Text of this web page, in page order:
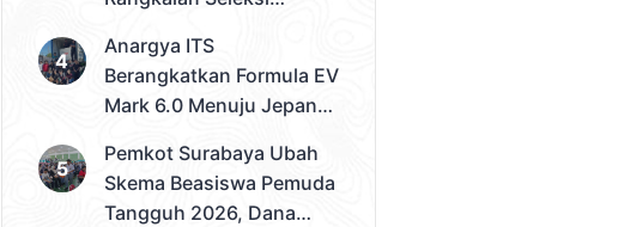
Pemilihan Duta Muda
Sidoarjo 2026
Anargya ITS
Berangkatkan Formula EV
Mark 6.0 Menuju Jepang,
2026
Pemkot Surabaya Ubah
Skema Beasiswa Pemuda
Tangguh 2026, Dana